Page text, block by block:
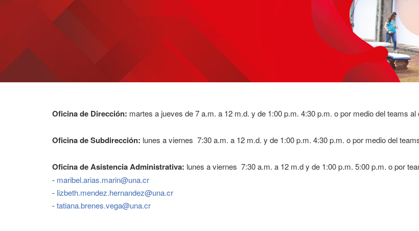
Oficina de Dirección: martes a jueves de 7 a.m. a 12 m.d. y de 1:00 p.m. 4:30 p.m. o por medio del teams al
Oficina de Subdirección: lunes a viernes 7:30 a.m. a 12 m.d. y de 1:00 p.m. 4:30 p.m. o por medio del
Oficina de Asistencia Administrativa: lunes a viernes 7:30 a.m. a 12 m.d y de 1:00 p.m. 5:00 p.m. o por
- maribel.arias.marin@una.cr
- lizbeth.mendez.hernandez@una.cr
-tatiana.brenes.vega@una.cr